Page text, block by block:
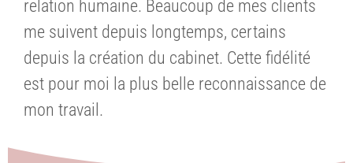
relation humaine. Beaucoup de mes clients
me suivent depuis longtemps, certains
depuis la création du cabinet. Cette fidélité
est pour moi la plus belle reconnaissance de
mon travail.